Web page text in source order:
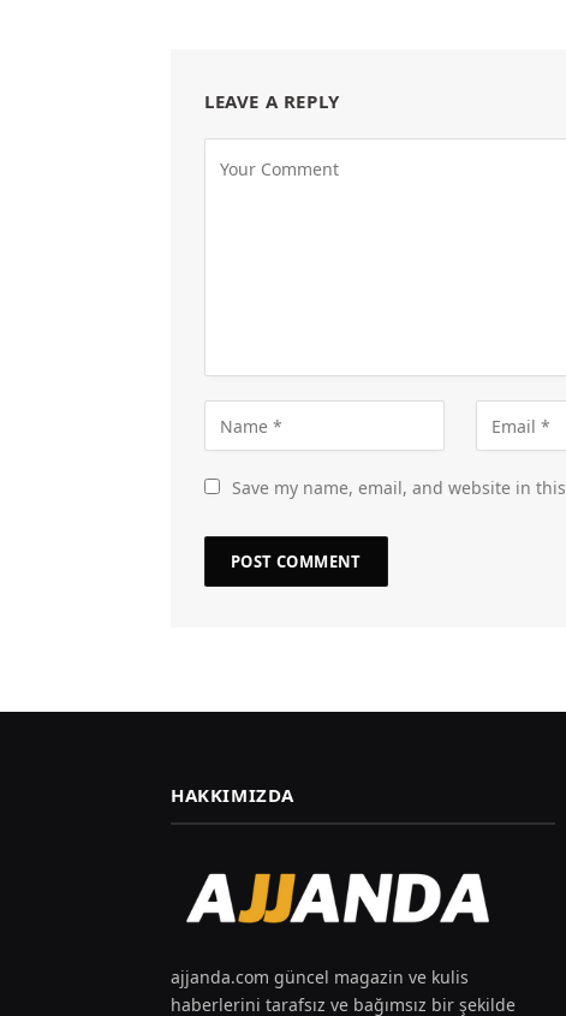
LEAVE A REPLY
Save my name, email, and website in
HAKKIMIZDA
ajjanda.com güncel magazin ve kulis
haberlerini tarafsız ve bağımsız bir şekilde